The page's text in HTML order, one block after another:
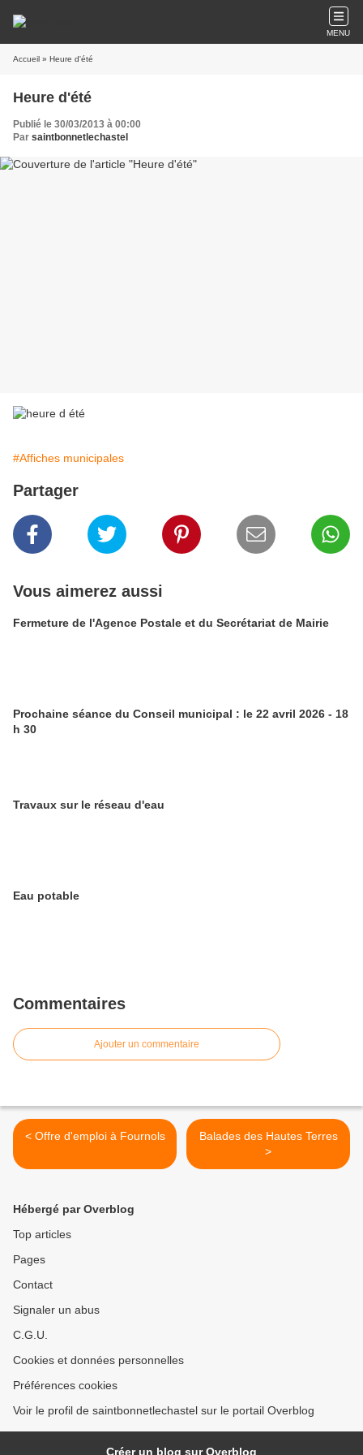
MENU
Accueil » Heure d'été
Heure d'été
Publié le 30/03/2013 à 00:00
Par saintbonnetlechastel
#Affiches municipales
Partager
Vous aimerez aussi
Fermeture de l'Agence Postale et du Secrétariat de Mairie
Prochaine séance du Conseil municipal : le 22 avril 2026 - 18
h 30
Travaux sur le réseau d'eau
Eau potable
Commentaires
Ajouter un commentaire
< Offre d'emploi à Fournols
Balades des Hautes Terres
>
Hébergé par Overblog
Top articles
Pages
Contact
Signaler un abus
C.G.U.
Cookies et données personnelles
Préférences cookies
Voir le profil de saintbonnetlechastel sur le portail Overblog
Créer un blog sur Overblog